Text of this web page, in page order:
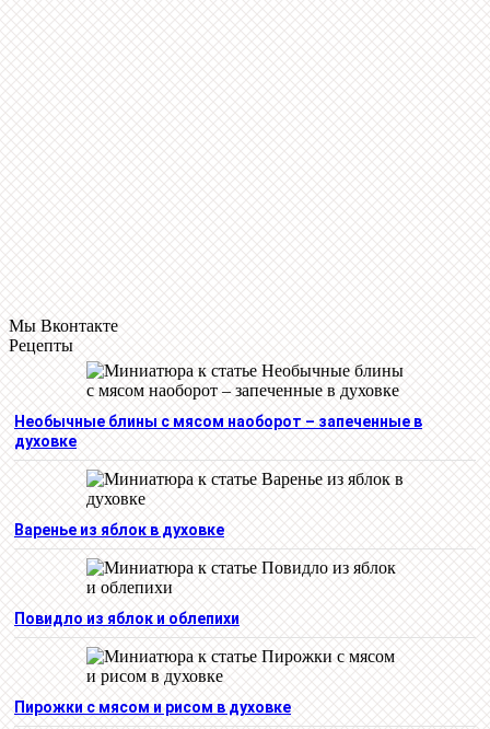
Мы Вконтакте
Рецепты
Необычные блины с мясом наоборот – запеченные в
духовке
Варенье из яблок в духовке
Повидло из яблок и облепихи
Пирожки с мясом и рисом в духовке